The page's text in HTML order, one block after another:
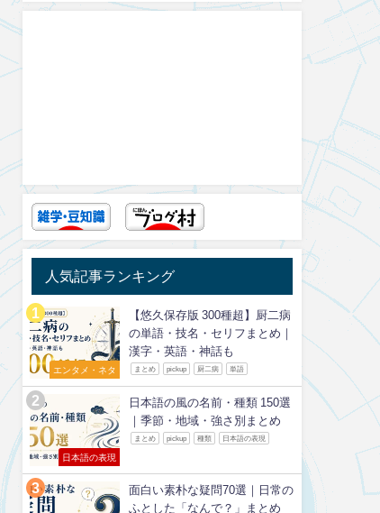
人気記事ランキング
エンタメ・ネタ
【悠久保存版 300種超】厨二病
の単語・技名・セリフまとめ｜
漢字・英語・神話も
まとめ pickup 厨二病 単語
日本語の表現
日本語の風の名前・種類 150選
｜季節・地域・強さ別まとめ
まとめ pickup 種類 日本語の表現
面白い素朴な疑問70選｜日常の
ふとした「なんで？」まとめ